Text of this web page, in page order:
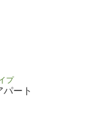
プ
パート